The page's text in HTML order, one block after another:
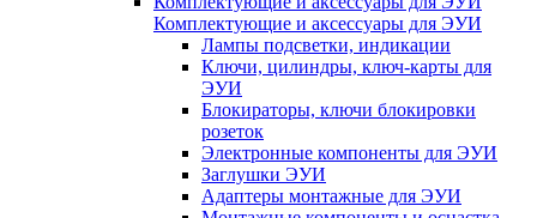
Комплектующие и аксессуары для ЭУИ
Лампы подсветки, индикации
Ключи, цилиндры, ключ-карты для
ЭУИ
Блокираторы, ключи блокировки
розеток
Электронные компоненты для ЭУИ
Заглушки ЭУИ
Адаптеры монтажные для ЭУИ